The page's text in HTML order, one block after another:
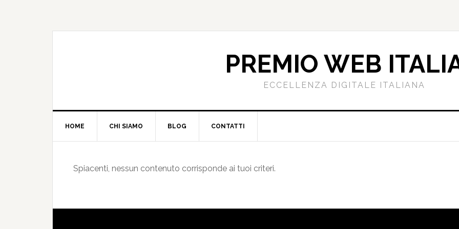
PREMIO WEB
ECCELLENZA DIGITALE ITALIANA
HOME CHI SIAMO BLOG CONTATTI
Spiacenti, nessun contenuto corrisponde ai tuoi criteri.